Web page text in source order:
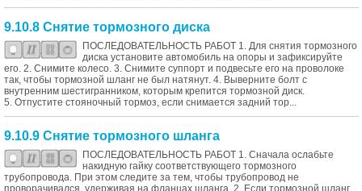
9.10.8 Снятие тормозного диска
ПОСЛЕДОВАТЕЛЬНОСТЬ РАБОТ 1. Для снятия тормозного
диска установите автомобиль на опоры и зафиксируйте
его. 2. Снимите колесо. 3. Снимите суппорт и подвесьте его на проволоке
так, чтобы тормозной шланг не был натянут. 4. Выверните болт с
внутренним шестигранником, которым крепится тормозной диск.
5. Отпустите стояночный тормоз, если снимается задний тор...
9.10.9 Снятие тормозного шланга
ПОСЛЕДОВАТЕЛЬНОСТЬ РАБОТ 1. Сначала ослабьте
накидную гайку соответствующего тормозного
трубопровода. При этом следите за тем, чтобы трубопровод не
проворачивался, удерживая на фланцах шланга. 2. Если тормозной шланг